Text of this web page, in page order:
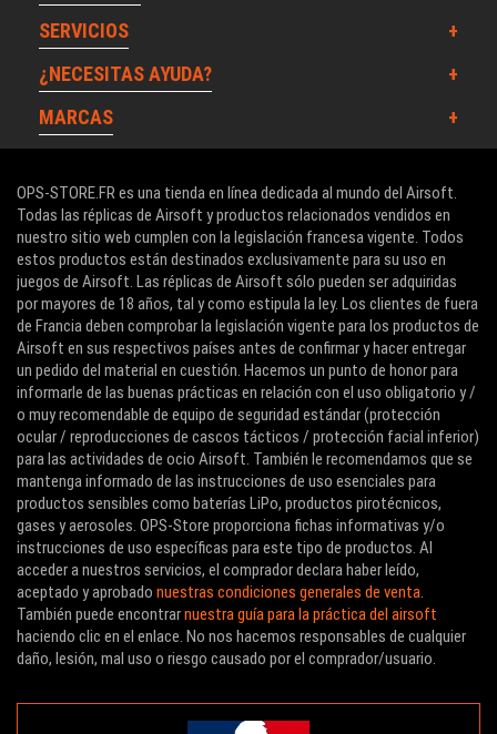
SERVICIOS
¿NECESITAS AYUDA?
MARCAS
OPS-STORE.FR es una tienda en línea dedicada al mundo del Airsoft.
Todas las réplicas de Airsoft y productos relacionados vendidos en
nuestro sitio web cumplen con la legislación francesa vigente. Todos
estos productos están destinados exclusivamente para su uso en
juegos de Airsoft. Las réplicas de Airsoft sólo pueden ser adquiridas
por mayores de 18 años, tal y como estipula la ley. Los clientes de fuera
de Francia deben comprobar la legislación vigente para los productos de
Airsoft en sus respectivos países antes de confirmar y hacer entregar
un pedido del material en cuestión. Hacemos un punto de honor para
informarle de las buenas prácticas en relación con el uso obligatorio y /
o muy recomendable de equipo de seguridad estándar (protección
ocular / reproducciones de cascos tácticos / protección facial inferior)
para las actividades de ocio Airsoft. También le recomendamos que se
mantenga informado de las instrucciones de uso esenciales para
productos sensibles como baterías LiPo, productos pirotécnicos,
gases y aerosoles. OPS-Store proporciona fichas informativas y/o
instrucciones de uso específicas para este tipo de productos. Al
acceder a nuestros servicios, el comprador declara haber leído,
aceptado y aprobado nuestras condiciones generales de venta.
También puede encontrarnuestra guía para la práctica del airsoft
haciendo clic en el enlace. No nos hacemos responsables de cualquier
daño, lesión, mal uso o riesgo causado por el comprador/usuario.